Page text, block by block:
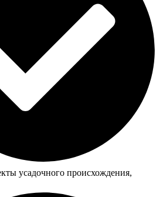
усадочного происхождения,